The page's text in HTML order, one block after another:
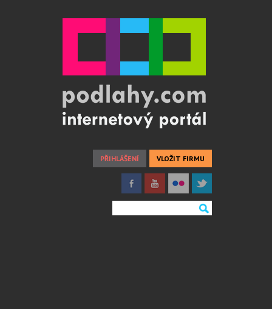
VLOŽIT FIRMU
PŘIHLÁŠENÍ